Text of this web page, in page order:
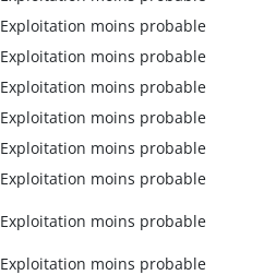
Exploitation moins probable
Exploitation moins probable
Exploitation moins probable
Exploitation moins probable
Exploitation moins probable
Exploitation moins probable
Exploitation moins probable
Exploitation moins probable